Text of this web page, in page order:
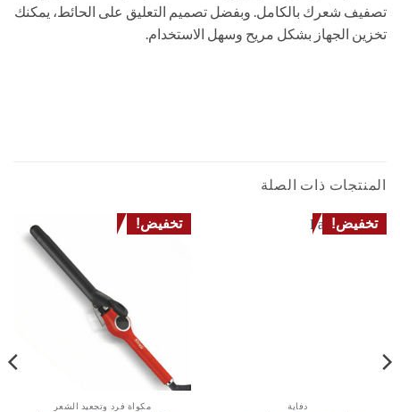
تصفيف شعرك بالكامل. وبفضل تصميم التعليق على الحائط، يمكنك
تخزين الجهاز بشكل مريح وسهل الاستخدام.
المنتجات ذات الصلة
تخفيض!
دفاية
تخفيض!
مكواة فرد وتجعيد الشعر